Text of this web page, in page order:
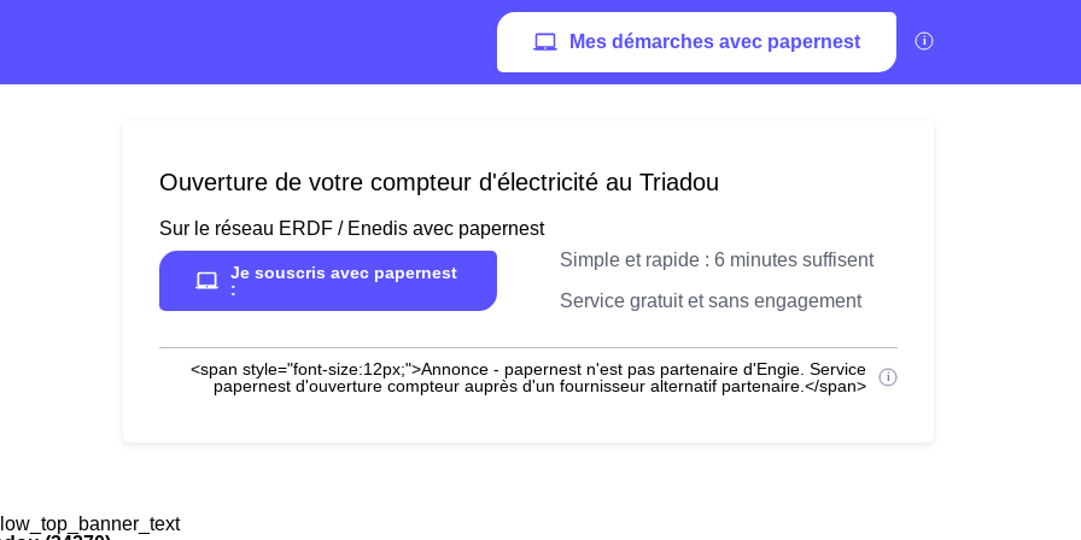
Mes démarches avec papernest
Ouverture de votre compteur d'électricité au Triadou
Sur le réseau ERDF / Enedis avec papernest
Je souscris avec papernest
:
Simple et rapide : 6 minutes suffisent
Service gratuit et sans engagement
<span style="font-size:12px;">Annonce - papernest n'est pas partenaire d'Engie. Service
papernest d'ouverture compteur auprès d'un fournisseur alternatif partenaire.</span>